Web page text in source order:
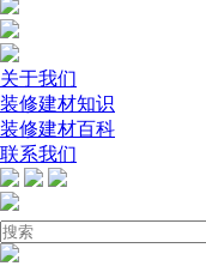
关于我们
装修建材知识
装修建材百科
联系我们